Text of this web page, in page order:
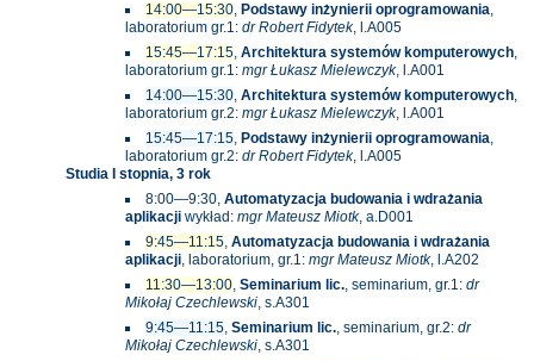
14:00—15:30, Podstawy inżynierii oprogramowania,
laboratorium gr.1: dr Robert Fidytek, l.A005
15:45—17:15, Architektura systemów komputerowych,
laboratorium gr.1: mgr Łukasz Mielewczyk, l.A001
14:00—15:30, Architektura systemów komputerowych,
laboratorium gr.2: mgr Łukasz Mielewczyk, l.A001
15:45—17:15, Podstawy inżynierii oprogramowania,
laboratorium gr.2: dr Robert Fidytek, l.A005
Studia I stopnia, 3 rok
8:00—9:30, Automatyzacja budowania i wdrażania
aplikacji wykład: mgr Mateusz Miotk, a.D001
9:45—11:15, Automatyzacja budowania i wdrażania
aplikacji, laboratorium, gr.1: mgr Mateusz Miotk, l.A202
11:30—13:00, Seminarium lic., seminarium, gr.1: dr
Mikołaj Czechlewski, s.A301
9:45—11:15, Seminarium lic., seminarium, gr.2: dr
Mikołaj Czechlewski, s.A301